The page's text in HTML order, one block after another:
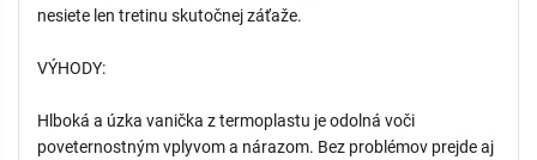
nesiete len tretinu skutočnej záťaže.
VÝHODY:
Hlboká a úzka vanička z termoplastu je odolná voči
poveternostným vplyvom a nárazom. Bez problémov prejde aj